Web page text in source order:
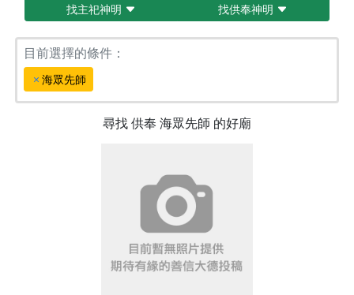
找主祀神明 找供奉神明
目前選擇的條件：
海眾先師
尋找供奉 海眾先師 的好廟